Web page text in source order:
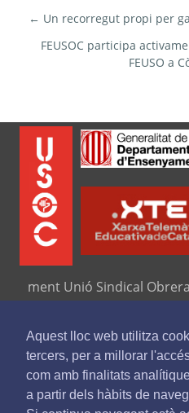
Aquest lloc web utilitza
tercers, per a millorar
com amb finalitats
a partir dels hàbits de
← Un recorregut propi per
FEUSOC participa
FEUSO a
ment Unió Sindical
Seu central: C/
Telf. 93 329 8111. Fax.